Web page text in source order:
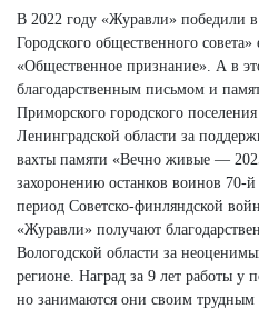
В 2022 году «Журавли» победили
Городского общественного
«Общественное признание». А в
благодарственным письмом и
Приморского городского
Ленинградской области за
вахты памяти «Вечно живые —
захоронению останков воинов 70-
период Советско-финляндской
«Журавли» получают
Вологодской области за
регионе. Наград за 9 лет работы у
но занимаются они своим трудным